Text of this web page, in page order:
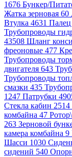
1676 Бункер/
Жатка зерновая 60
Втулка 4631 Палец
Трубопроводы
43508 Шланг
фреоновые 477
Трубопроводы
двигателя 643
Трубопроводы
смазки 435
1247 Патрубки
Стекла кабин 2514
комбайна 47
263 Зерновой
камера комбайна 9
Шасси 1030
сидений 540